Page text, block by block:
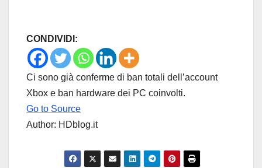
CONDIVIDI:
Ci sono già conferme di ban totali dell’account
Xbox e ban hardware dei PC coinvolti.
Go to Source
Author: HDblog.it